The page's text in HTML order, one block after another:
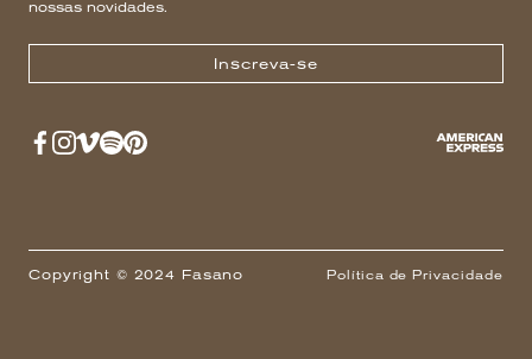
nossas novidades.
Inscreva-se
Copyright © 2024 Fasano Política de Privacidade